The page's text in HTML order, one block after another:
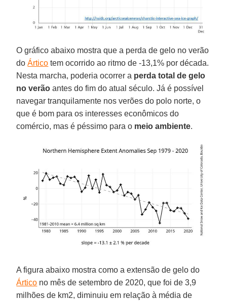
O gráfico abaixo mostra que a perda de gelo no verão
doÁrtico tem ocorrido ao ritmo de -13,1% por década.
Nesta marcha, poderia ocorrer a perda total de gelo
no verão antes do fim do atual século. Já é possível
navegar tranquilamente nos verões do polo norte, o
que é bom para os interesses econômicos do
comércio, mas é péssimo para o meio ambiente.
A figura abaixo mostra como a extensão de gelo do
Ártico no mês de setembro de 2020, que foi de 3,9
milhões de km2, diminuiu em relação à média de